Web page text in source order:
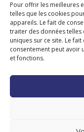
Pour offrir les meilleures
telles que les cookies
appareils. Le fait de
traiter des données telles
uniques sur ce site. Le
consentement peut avoir
et fonctions.